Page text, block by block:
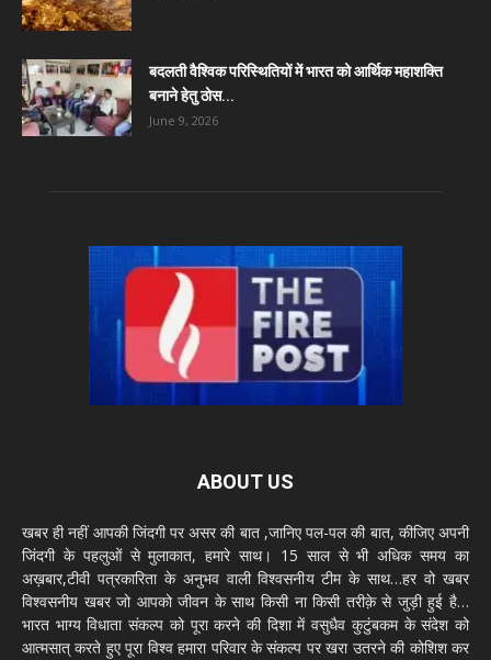
बदलती वैश्विक परिस्थितियों में भारत को आर्थिक महाशक्ति
बनाने हेतु ठोस...
June 9, 2026
ABOUT US
खबर ही नहीं आपकी जिंदगी पर असर की बात ,जानिए पल-पल की बात, कीजिए अपनी
जिंदगी के पहलुओं से मुलाकात, हमारे साथ। 15 साल से भी अधिक समय का
अख़बार,टीवी पत्रकारिता के अनुभव वाली विश्वसनीय टीम के साथ…हर वो खबर
विश्वसनीय खबर जो आपको जीवन के साथ किसी ना किसी तरीक़े से जुड़ी हुई है…
भारत भाग्य विधाता संकल्प को पूरा करने की दिशा में वसुधैव कुटुंबकम के संदेश को
आत्मसात् करते हुए पूरा विश्व हमारा परिवार के संकल्प पर खरा उतरने की कोशिश कर